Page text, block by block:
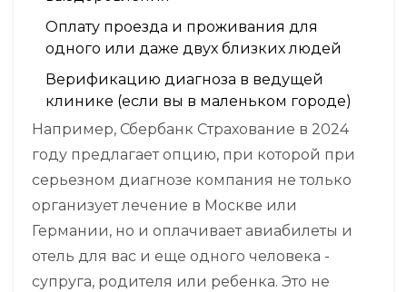
Оплату проезда и проживания для
одного или даже двух близких людей
Верификацию диагноза в ведущей
клинике (если вы в маленьком городе)
Например, Сбербанк Страхование в 2024
году предлагает опцию, при которой при
серьезном диагнозе компания не только
организует лечение в Москве или
Германии, но и оплачивает авиабилеты и
отель для вас и еще одного человека -
супруга, родителя или ребенка. Это не